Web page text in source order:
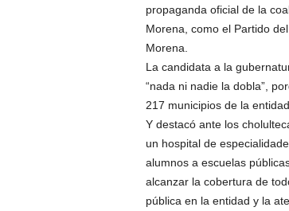
propaganda oficial de la
Morena, como el Partido
Morena.
La candidata a la
“nada ni nadie la dobla”,
217 municipios de la
Y destacó ante los
un hospital de
alumnos a escuelas
alcanzar la cobertura de
pública en la entidad y la